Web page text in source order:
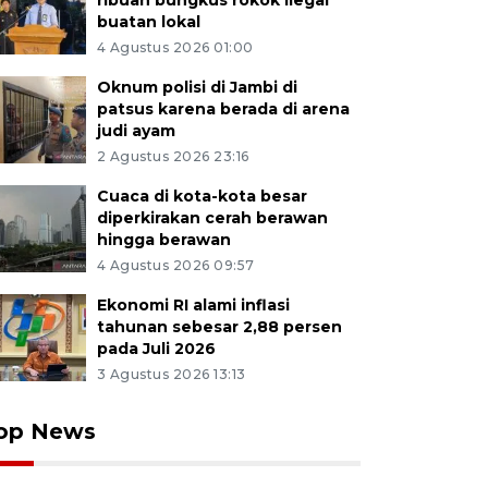
buatan lokal
4 Agustus 2026 01:00
Oknum polisi di Jambi di
patsus karena berada di arena
judi ayam
2 Agustus 2026 23:16
Cuaca di kota-kota besar
diperkirakan cerah berawan
hingga berawan
4 Agustus 2026 09:57
Ekonomi RI alami inflasi
tahunan sebesar 2,88 persen
pada Juli 2026
3 Agustus 2026 13:13
News